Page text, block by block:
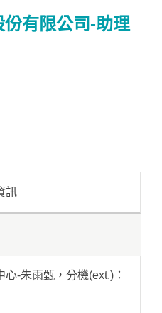
有限公司-助理
訊
心-朱雨甄，分機(ext.)：